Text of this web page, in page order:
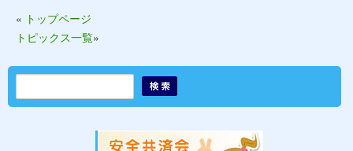
« トップページ
トピックス一覧»